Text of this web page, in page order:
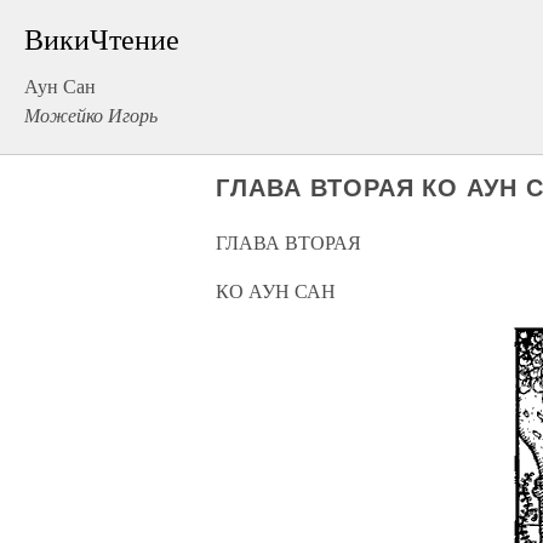
ВикиЧтение
Аун Сан
Можейко Игорь
ГЛАВА ВТОРАЯ КО АУН
ГЛАВА ВТОРАЯ
КО АУН САН